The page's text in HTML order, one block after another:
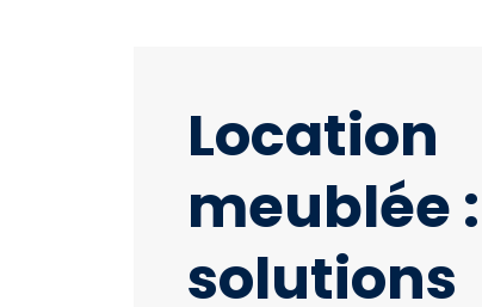
Location
meublée
solutions